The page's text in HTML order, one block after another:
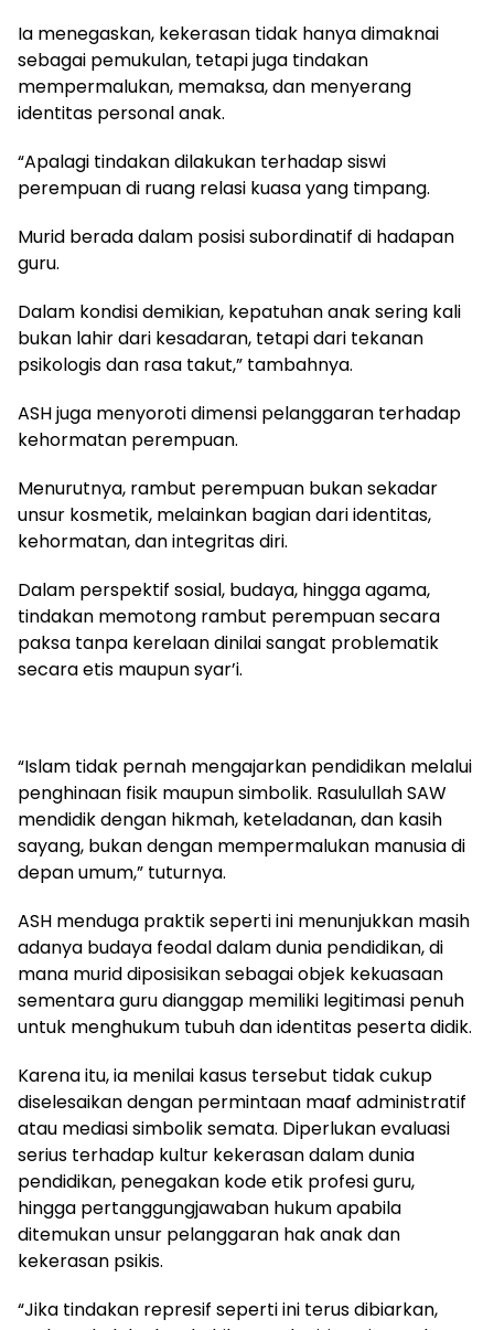
Ia menegaskan, kekerasan tidak hanya dimaknai
sebagai pemukulan, tetapi juga tindakan
mempermalukan, memaksa, dan menyerang
identitas personal anak.
“Apalagi tindakan dilakukan terhadap siswi
perempuan di ruang relasi kuasa yang timpang.
Murid berada dalam posisi subordinatif di hadapan
guru.
Dalam kondisi demikian, kepatuhan anak sering kali
bukan lahir dari kesadaran, tetapi dari tekanan
psikologis dan rasa takut,” tambahnya.
ASH juga menyoroti dimensi pelanggaran terhadap
kehormatan perempuan.
Menurutnya, rambut perempuan bukan sekadar
unsur kosmetik, melainkan bagian dari identitas,
kehormatan, dan integritas diri.
Dalam perspektif sosial, budaya, hingga agama,
tindakan memotong rambut perempuan secara
paksa tanpa kerelaan dinilai sangat problematik
secara etis maupun syar’i.
“Islam tidak pernah mengajarkan pendidikan melalui
penghinaan fisik maupun simbolik. Rasulullah SAW
mendidik dengan hikmah, keteladanan, dan kasih
sayang, bukan dengan mempermalukan manusia di
depan umum,” tuturnya.
ASH menduga praktik seperti ini menunjukkan masih
adanya budaya feodal dalam dunia pendidikan, di
mana murid diposisikan sebagai objek kekuasaan
sementara guru dianggap memiliki legitimasi penuh
untuk menghukum tubuh dan identitas peserta didik.
Karena itu, ia menilai kasus tersebut tidak cukup
diselesaikan dengan permintaan maaf administratif
atau mediasi simbolik semata. Diperlukan evaluasi
serius terhadap kultur kekerasan dalam dunia
pendidikan, penegakan kode etik profesi guru,
hingga pertanggungjawaban hukum apabila
ditemukan unsur pelanggaran hak anak dan
kekerasan psikis.
“Jika tindakan represif seperti ini terus dibiarkan,